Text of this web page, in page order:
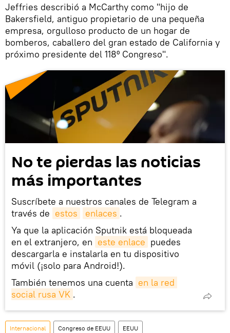
Jeffries describió a McCarthy como "hijo de
Bakersfield, antiguo propietario de una pequeña
empresa, orgulloso producto de un hogar de
bomberos, caballero del gran estado de California y
próximo presidente del 118º Congreso".
No te pierdas las noticias
más importantes
Suscríbete a nuestros canales de Telegram a
través de estos enlaces .
Ya que la aplicación Sputnik está bloqueada
en el extranjero, en este enlace puedes
descargarla e instalarla en tu dispositivo
móvil (¡solo para Android!).
También tenemos una cuenta en la red
social rusa VK .
Internacional Congreso de EEUU EEUU